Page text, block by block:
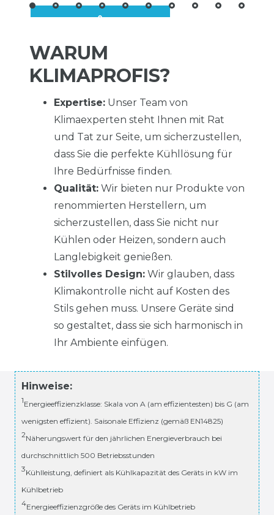
WARUM
KLIMAPROFIS?
Expertise: Unser Team von
Klimaexperten steht Ihnen mit Rat
und Tat zur Seite, um sicherzustellen,
dass Sie die perfekte Kühllösung für
Ihre Bedürfnisse finden.
Qualität: Wir bieten nur Produkte von
renommierten Herstellern, um
sicherzustellen, dass Sie nicht nur
Kühlen oder Heizen, sondern auch
Langlebigkeit genießen.
Stilvolles Design: Wir glauben, dass
Klimakontrolle nicht auf Kosten des
Stils gehen muss. Unsere Geräte sind
so gestaltet, dass sie sich harmonisch in
Ihr Ambiente einfügen.
Hinweise:
1Energieeffizienzklasse: Skala von A (am effizientesten) bis G (am
wenigsten effizient). Saisonale Effizienz (gemäß EN14825)
2Näherungswert für den jährlichen Energieverbrauch bei
durchschnittlich 500 Betriebsstunden
3Kühlleistung, definiert als Kühlkapazität des Geräts in kW im
Kühlbetrieb
4Energieeffizienzgröße des Geräts im Kühlbetrieb